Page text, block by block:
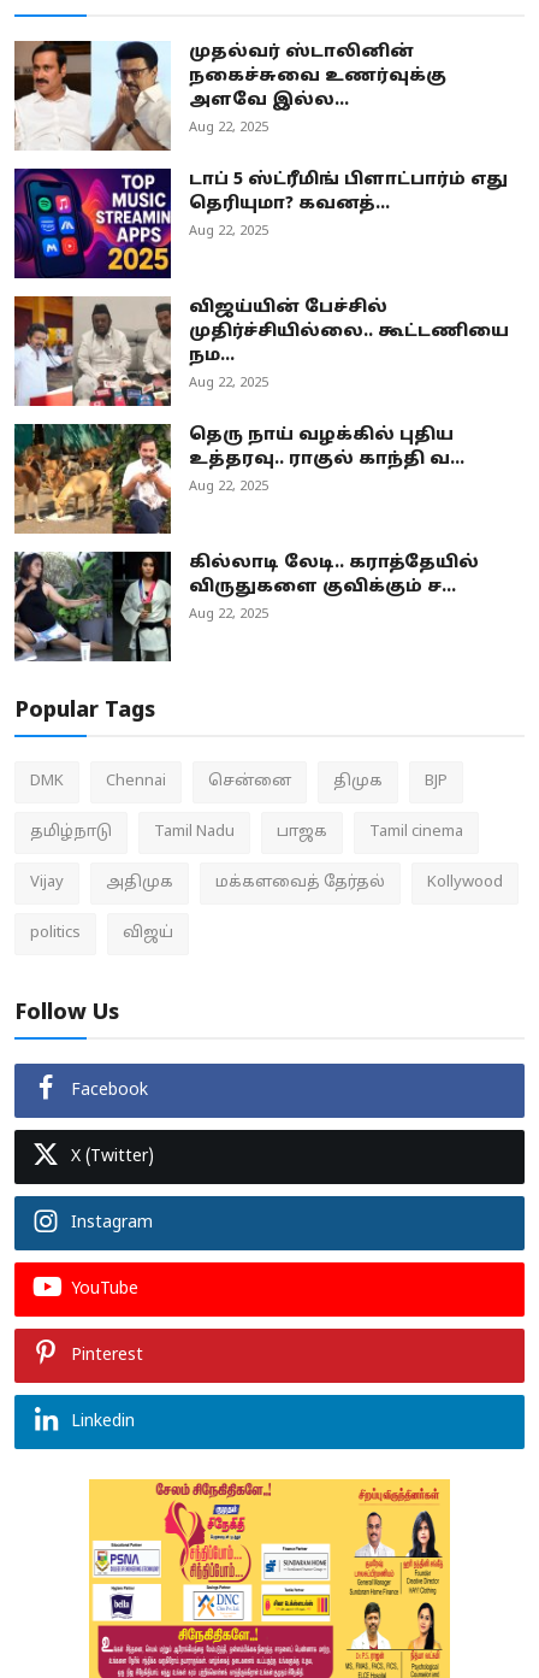
முதல்வர் ஸ்டாலினின்
நகைச்சுவை உணர்வுக்கு
அளவே இல்ல...
Aug 22, 2025
டாப் 5 ஸ்ட்ரீமிங் பிளாட்பார்ம் எது
தெரியுமா? கவனத்...
Aug 22, 2025
விஜய்யின் பேச்சில்
முதிர்ச்சியில்லை.. கூட்டணியை
நம...
Aug 22, 2025
தெரு நாய் வழக்கில் புதிய
உத்தரவு.. ராகுல் காந்தி வ...
Aug 22, 2025
கில்லாடி லேடி.. கராத்தேயில்
விருதுகளை குவிக்கும் ச...
Aug 22, 2025
Popular Tags
DMK Chennai சென்னை திமுக BJP
தமிழ்நாடு Tamil Nadu பாஜக Tamil cinema
Vijay அதிமுக மக்களவைத் தேர்தல் Kollywood
politics விஜய்
Follow Us
Facebook
X (Twitter)
Instagram
YouTube
Pinterest
Linkedin